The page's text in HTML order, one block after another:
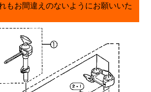
もお間違えのないようにお願いいた